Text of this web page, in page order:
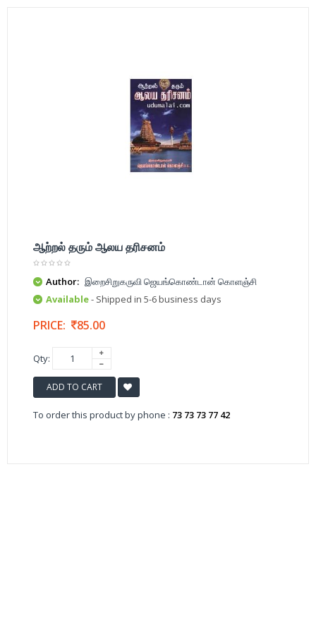
ஆற்றல் தரும் ஆலய தரிசனம்
Author: இறைசிறுகருவி ஜெயங்கொண்டான் கொளஞ்சி
Available- Shipped in 5-6 business days
PRICE: 85.00
Qty:
ADD TO CART
To order this product by phone : 73 73 73 77 42